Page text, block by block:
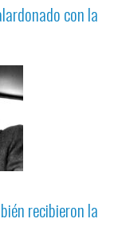
con la
recibieron la